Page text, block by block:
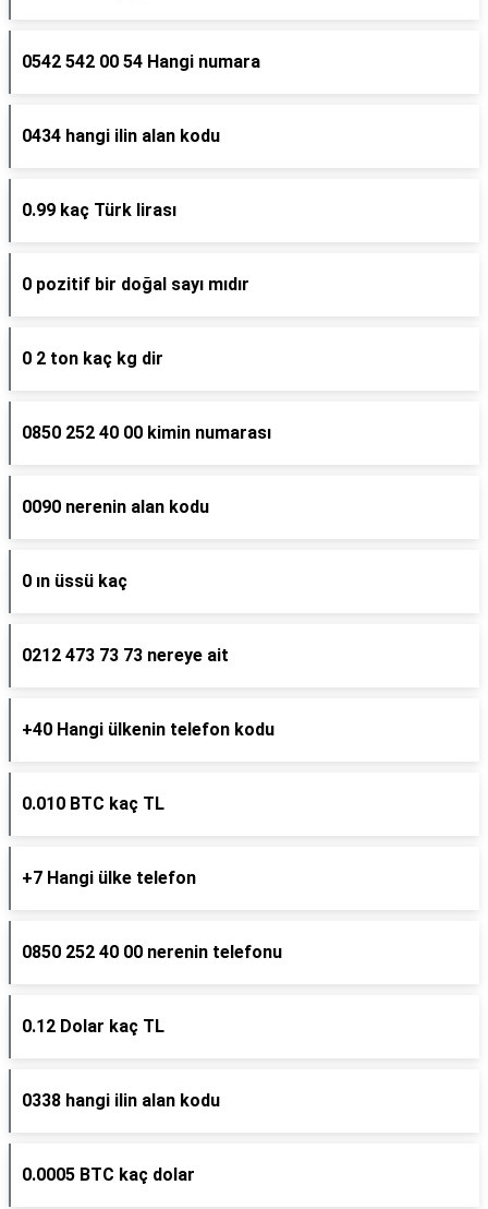
0542 542 00 54 Hangi numara
0434 hangi ilin alan kodu
0.99 kaç Türk lirası
0 pozitif bir doğal sayı mıdır
0 2 ton kaç kg dir
0850 252 40 00 kimin numarası
0090 nerenin alan kodu
0 ın üssü kaç
0212 473 73 73 nereye ait
+40 Hangi ülkenin telefon kodu
0.010 BTC kaç TL
+7 Hangi ülke telefon
0850 252 40 00 nerenin telefonu
0.12 Dolar kaç TL
0338 hangi ilin alan kodu
0.0005 BTC kaç dolar